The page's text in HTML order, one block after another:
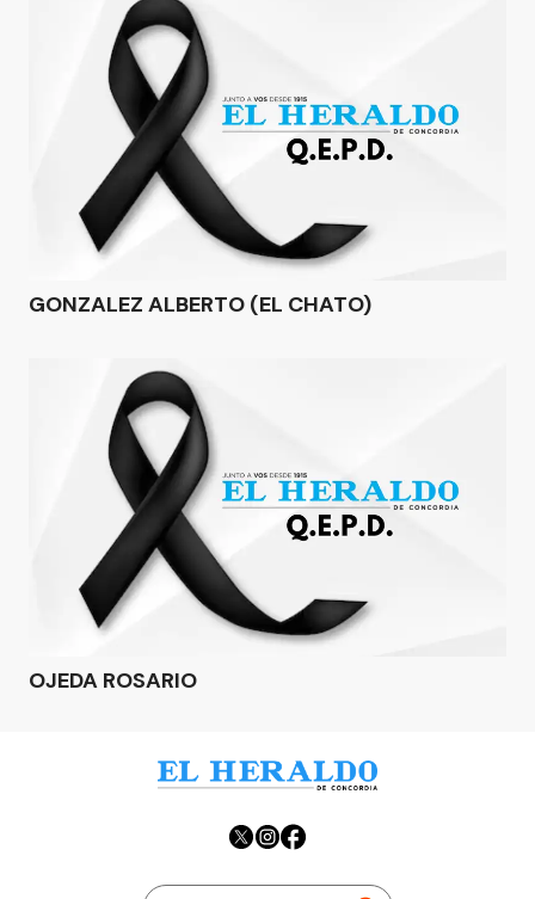
GONZALEZ ALBERTO (EL CHATO)
OJEDA ROSARIO